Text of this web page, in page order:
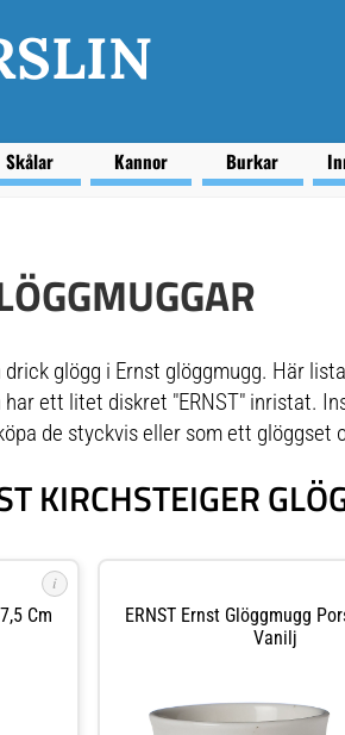
Skålar Kannor Burkar
glögg i Ernst glöggmugg. Här
ett litet diskret "ERNST" inristat.
de styckvis eller som ett glöggset
KIRCHSTEIGER
i
Cm
ERNST Ernst Glöggmugg
Vanilj